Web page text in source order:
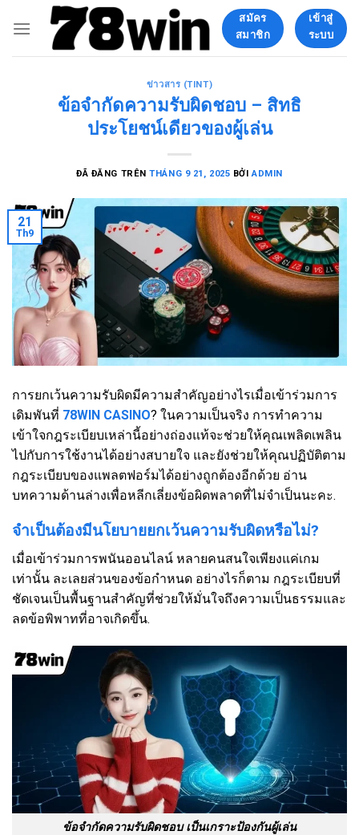
đến
สมัคร
สมาชิก
เข้าสู่
ระบบ
ข่าวสาร (TINT)
ข้อจำกัดความรับผิดชอบ – สิทธิ
ประโยชน์เดียวของผู้เล่น
ĐÃ ĐĂNG TRÊNTHÁNG 9 21, 2025 BỞIADMIN
21
Th9
การยกเว้นความรับผิดมีความสำคัญอย่างไรเมื่อเข้าร่วมการ
เดิมพันที่ 78WIN CASINO? ในความเป็นจริง การทำความ
เข้าใจกฎระเบียบเหล่านี้อย่างถ่องแท้จะช่วยให้คุณเพลิดเพลิน
ไปกับการใช้งานได้อย่างสบายใจ และยังช่วยให้คุณปฏิบัติตาม
กฎระเบียบของแพลตฟอร์มได้อย่างถูกต้องอีกด้วย อ่าน
บทความด้านล่างเพื่อหลีกเลี่ยงข้อผิดพลาดที่ไม่จำเป็นนะคะ.
จำเป็นต้องมีนโยบายยกเว้นความรับผิดหรือไม่?
เมื่อเข้าร่วมการพนันออนไลน์ หลายคนสนใจเพียงแค่เกม
เท่านั้น ละเลยส่วนของข้อกำหนด อย่างไรก็ตาม กฎระเบียบที่
ชัดเจนเป็นพื้นฐานสำคัญที่ช่วยให้มั่นใจถึงความเป็นธรรมและ
ลดข้อพิพาทที่อาจเกิดขึ้น.
ข้อจำกัดความรับผิดชอบ เป็นเกราะป้องกันผู้เล่น